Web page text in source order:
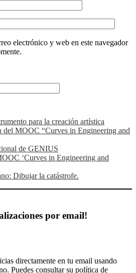
electrónico y web en este navegador
para la creación artística
del MOOC “Curves in Engineering and
de GENIUS
‘Curves in Engineering and
Dibujar la catástrofe.